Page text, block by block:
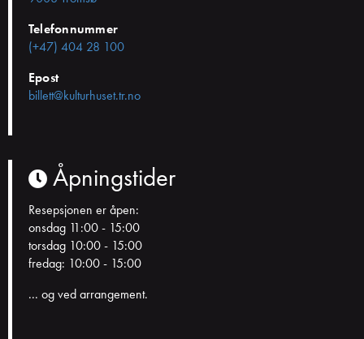
Telefonnummer
(+47) 404 28 100
Epost
billett@kulturhuset.tr.no
Åpningstider
Resepsjonen er åpen:
onsdag 11:00 - 15:00
torsdag 10:00 - 15:00
fredag: 10:00 - 15:00
... og ved arrangement.